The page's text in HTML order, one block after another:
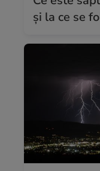
și la ce se